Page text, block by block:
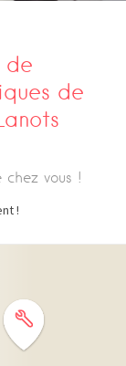
de
de
vous !
!